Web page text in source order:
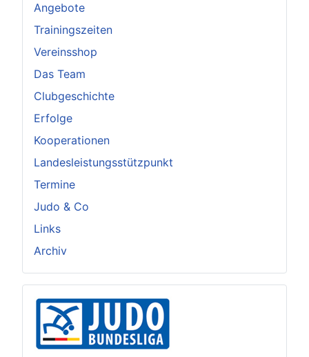
Angebote
Trainingszeiten
Vereinsshop
Das Team
Clubgeschichte
Erfolge
Kooperationen
Landesleistungsstützpunkt
Termine
Judo & Co
Links
Archiv